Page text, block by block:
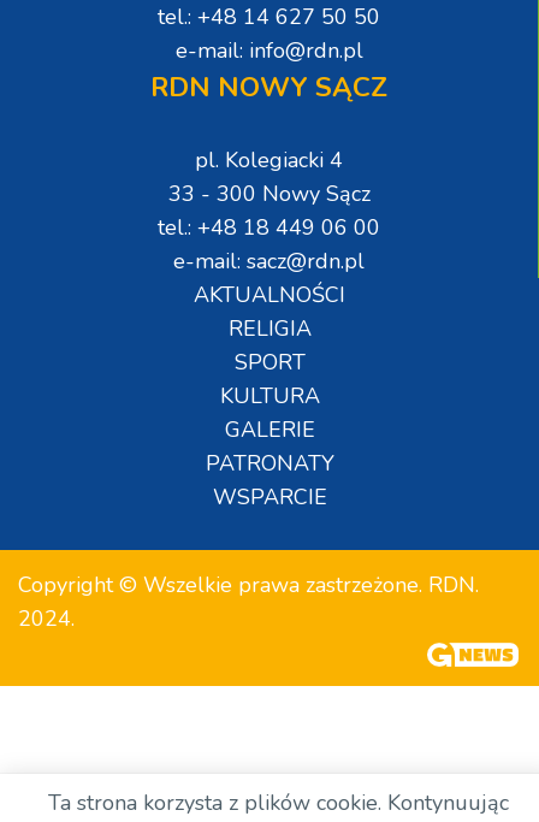
tel.: +48 14 627 50 50
e-mail: info@rdn.pl
RDN NOWY SĄCZ
pl. Kolegiacki 4
33 - 300 Nowy Sącz
tel.: +48 18 449 06 00
e-mail: sacz@rdn.pl
AKTUALNOŚCI
RELIGIA
SPORT
KULTURA
GALERIE
PATRONATY
WSPARCIE
Copyright © Wszelkie prawa zastrzeżone. RDN.
2024.
Ta strona korzysta z plików cookie. Kontynuując